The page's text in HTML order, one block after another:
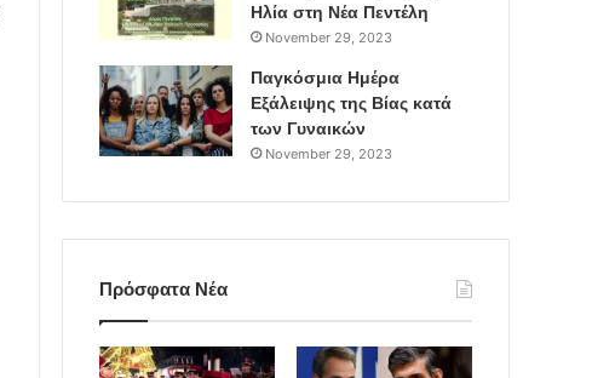
Ηλία στη Νέα Πεντέλη
November 29, 2023
Παγκόσμια Ημέρα
Εξάλειψης της Βίας κατά
των Γυναικών
November 29, 2023
Πρόσφατα Νέα